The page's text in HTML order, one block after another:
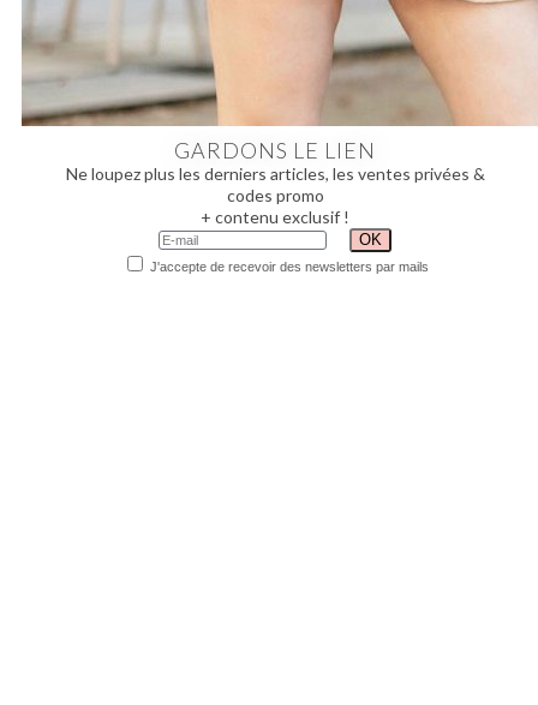
GARDONS LE LIEN
Ne loupez plus les derniers articles, les ventes privées &
codes promo
+ contenu exclusif !
J'accepte de recevoir des newsletters par mails